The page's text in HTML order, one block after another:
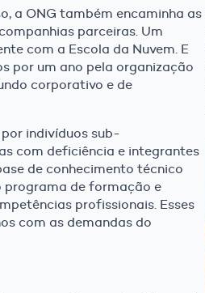
a ONG também encaminha as
parceiras. Um
com a Escola da Nuvem. E
por um ano pela organização
corporativo e de
indivíduos sub-
com deficiência e integrantes
de conhecimento técnico
programa de formação e
profissionais. Esses
com as demandas do